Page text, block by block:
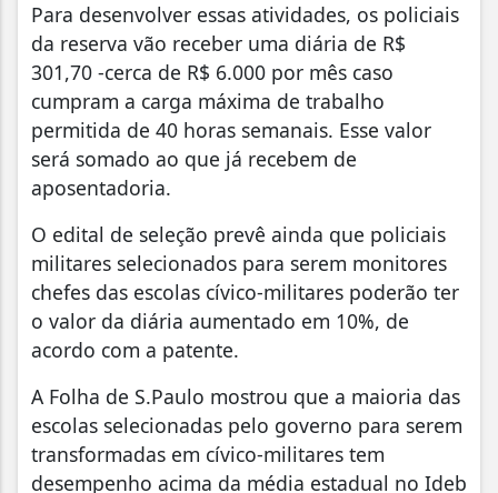
Para desenvolver essas atividades, os policiais
da reserva vão receber uma diária de R$
301,70 -cerca de R$ 6.000 por mês caso
cumpram a carga máxima de trabalho
permitida de 40 horas semanais. Esse valor
será somado ao que já recebem de
aposentadoria.
O edital de seleção prevê ainda que policiais
militares selecionados para serem monitores
chefes das escolas cívico-militares poderão ter
o valor da diária aumentado em 10%, de
acordo com a patente.
A Folha de S.Paulo mostrou que a maioria das
escolas selecionadas pelo governo para serem
transformadas em cívico-militares tem
desempenho acima da média estadual no Ideb